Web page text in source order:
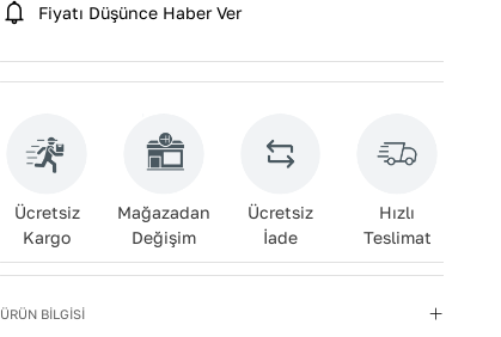
Fiyatı Düşünce Haber Ver
Ücretsiz
Kargo
Mağazadan
Değişim
Ücretsiz
İade
Hızlı
Teslimat
ÜRÜN BİLGİSİ